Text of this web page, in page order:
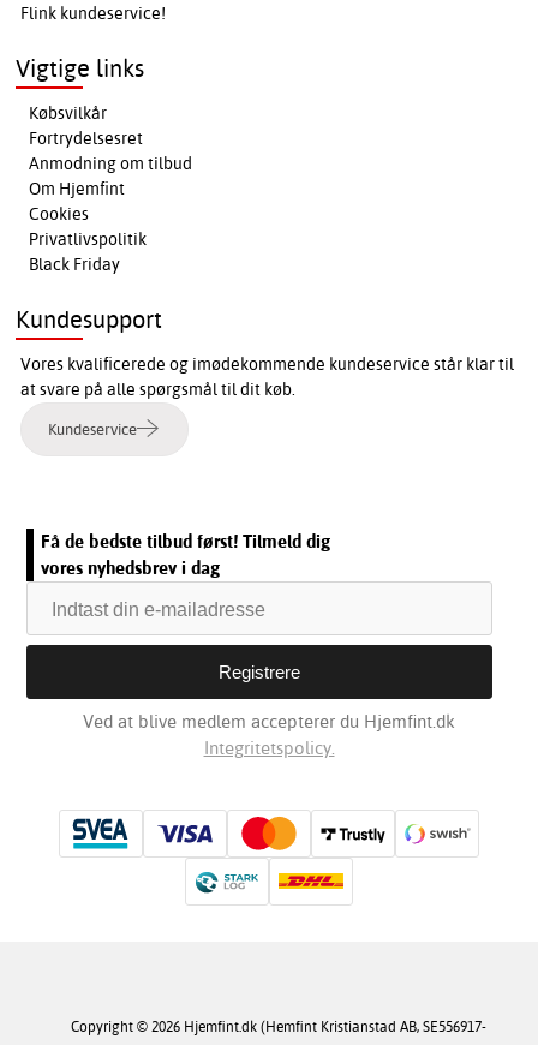
Flink kundeservice!
Vigtige links
Købsvilkår
Fortrydelsesret
Anmodning om tilbud
Om Hjemfint
Cookies
Privatlivspolitik
Black Friday
Kundesupport
Vores kvalificerede og imødekommende kundeservice står klar til
at svare på alle spørgsmål til dit køb.
Kundeservice
Få de bedste tilbud først! Tilmeld dig
vores nyhedsbrev i dag
Ved at blive medlem accepterer du Hjemfint.dk
Integritetspolicy.
Copyright © 2026 Hjemfint.dk (Hemfint Kristianstad AB, SE556917-